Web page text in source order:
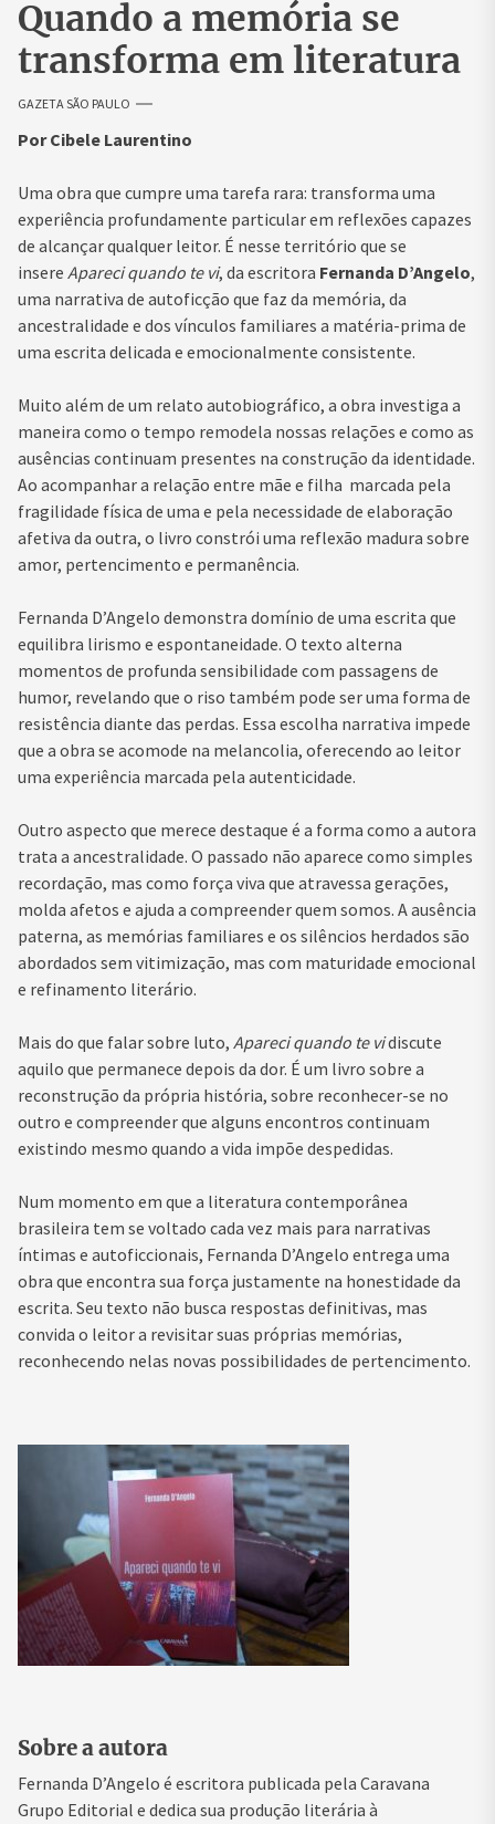
Quando a memória se
transforma em literatura
GAZETA SÃO PAULO
Por Cibele Laurentino
Uma obra que cumpre uma tarefa rara: transforma uma
experiência profundamente particular em reflexões capazes
de alcançar qualquer leitor. É nesse território que se
insere Apareci quando te vi, da escritora Fernanda D’Angelo,
uma narrativa de autoficção que faz da memória, da
ancestralidade e dos vínculos familiares a matéria-prima de
uma escrita delicada e emocionalmente consistente.
Muito além de um relato autobiográfico, a obra investiga a
maneira como o tempo remodela nossas relações e como as
ausências continuam presentes na construção da identidade.
Ao acompanhar a relação entre mãe e filha marcada pela
fragilidade física de uma e pela necessidade de elaboração
afetiva da outra, o livro constrói uma reflexão madura sobre
amor, pertencimento e permanência.
Fernanda D’Angelo demonstra domínio de uma escrita que
equilibra lirismo e espontaneidade. O texto alterna
momentos de profunda sensibilidade com passagens de
humor, revelando que o riso também pode ser uma forma de
resistência diante das perdas. Essa escolha narrativa impede
que a obra se acomode na melancolia, oferecendo ao leitor
uma experiência marcada pela autenticidade.
Outro aspecto que merece destaque é a forma como a autora
trata a ancestralidade. O passado não aparece como simples
recordação, mas como força viva que atravessa gerações,
molda afetos e ajuda a compreender quem somos. A ausência
paterna, as memórias familiares e os silêncios herdados são
abordados sem vitimização, mas com maturidade emocional
e refinamento literário.
Mais do que falar sobre luto, Apareci quando te vidiscute
aquilo que permanece depois da dor. É um livro sobre a
reconstrução da própria história, sobre reconhecer-se no
outro e compreender que alguns encontros continuam
existindo mesmo quando a vida impõe despedidas.
Num momento em que a literatura contemporânea
brasileira tem se voltado cada vez mais para narrativas
íntimas e autoficcionais, Fernanda D’Angelo entrega uma
obra que encontra sua força justamente na honestidade da
escrita. Seu texto não busca respostas definitivas, mas
convida o leitor a revisitar suas próprias memórias,
reconhecendo nelas novas possibilidades de pertencimento.
Sobre a autora
Fernanda D’Angelo é escritora publicada pela Caravana
Grupo Editorial e dedica sua produção literária à